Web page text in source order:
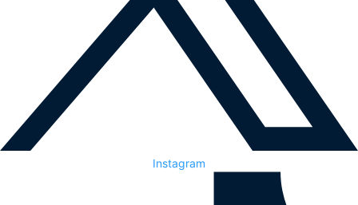
Instagram